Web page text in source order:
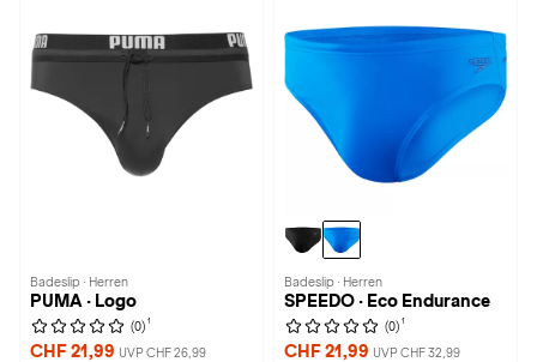
Badeslip · Herren
PUMA · Logo
(0) 1
CHF 21,99 UVP CHF 26,99
Badeslip · Herren
SPEEDO · Eco Endurance
(0) 1
CHF 21,99 UVP CHF 32,99